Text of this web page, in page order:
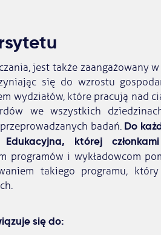
jest także zaangażowany
się do wzrostu
wydziałów, które pracują nad
we wszystkich
badań.Do
Edukacyjna, której
programów i wykładowcom
takiego programu,
się do: